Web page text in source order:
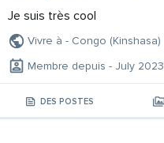
Je suis très cool
Vivre à - Congo (Kinshasa)
Membre depuis - July 2023
DES POSTES